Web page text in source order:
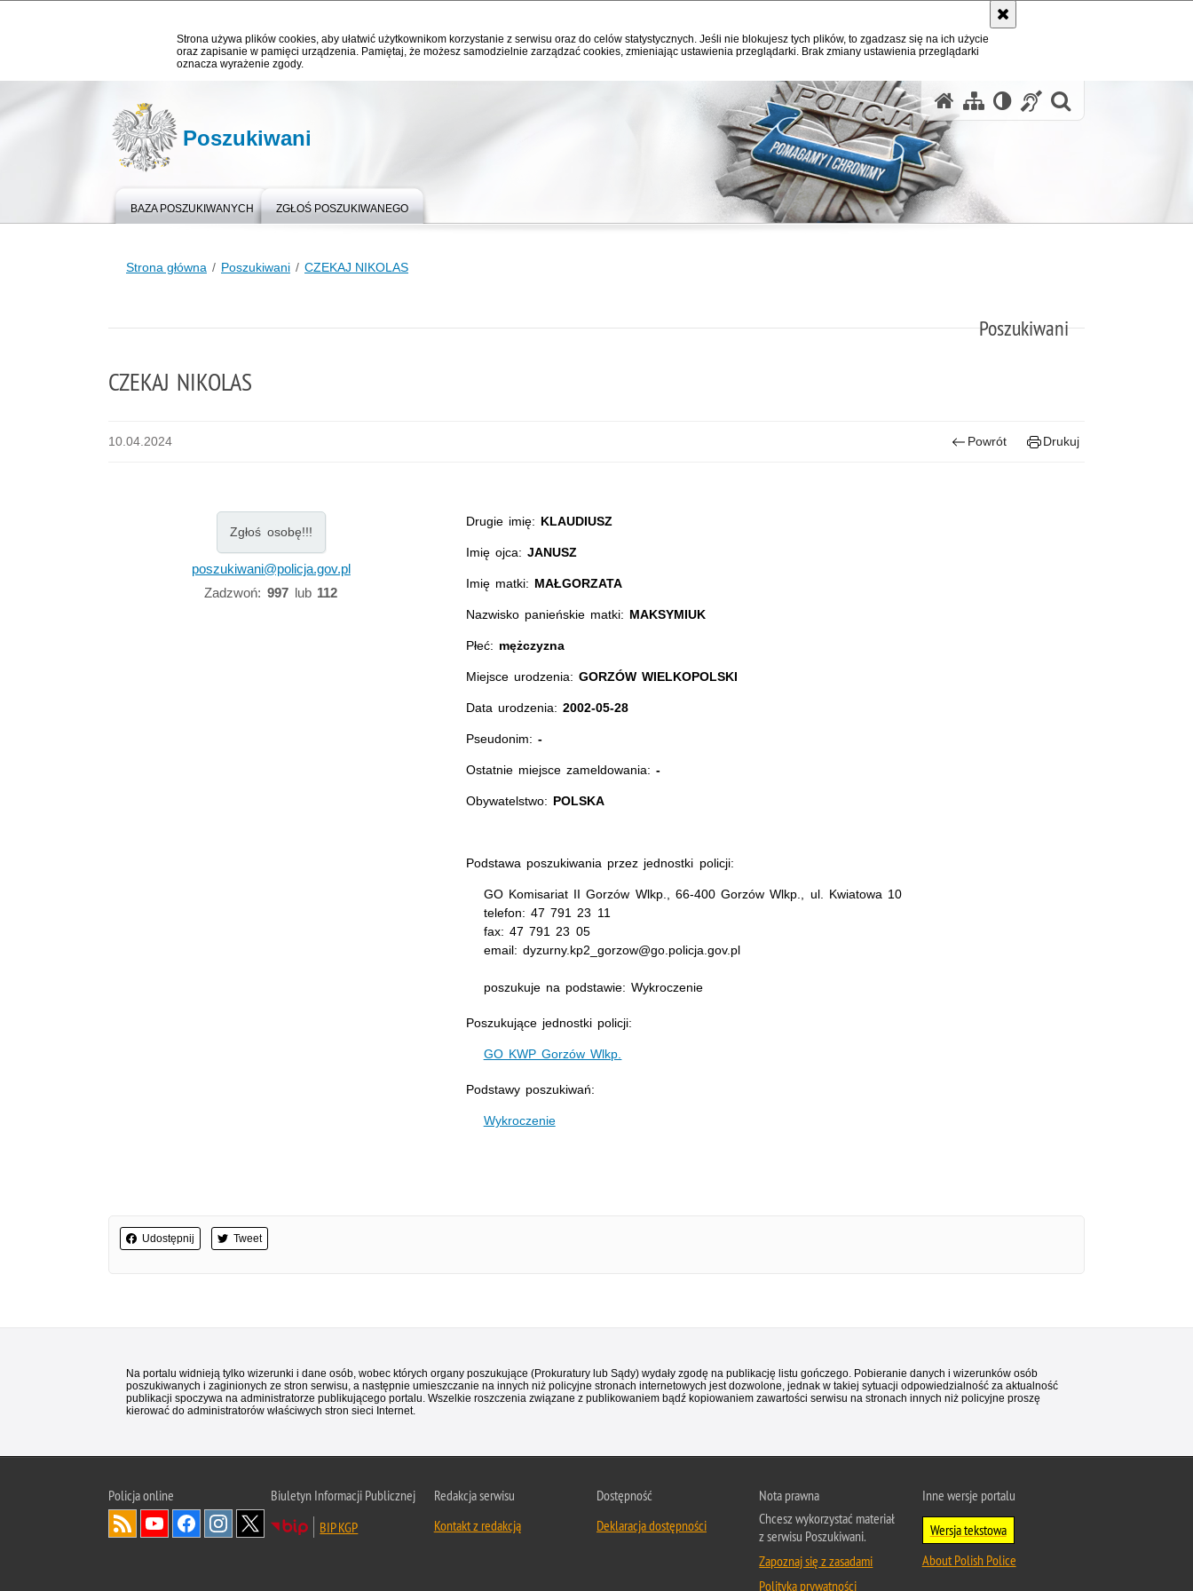
Strona używa plików cookies, aby ułatwić użytkownikom korzystanie z serwisu oraz do celów statystycznych. Jeśli nie blokujesz tych plików, to zgadzasz się na ich użycie
oraz zapisanie w pamięci urządzenia. Pamiętaj, że możesz samodzielnie zarządzać cookies, zmieniając ustawienia przeglądarki. Brak zmiany ustawienia przeglądarki
oznacza wyrażenie zgody.
Poszukiwani
BAZA POSZUKIWANYCH ZGŁOŚ POSZUKIWANEGO
Strona główna Poszukiwani CZEKAJ NIKOLAS
Poszukiwani
CZEKAJ NIKOLAS
10.04.2024 Powrót Drukuj
Zgłoś osobę!!!
poszukiwani@policja.gov.pl
Zadzwoń: 997lub 112
Drugie imię: KLAUDIUSZ
Imię ojca:JANUSZ
Imię matki: MAŁGORZATA
Nazwisko panieńskie matki: MAKSYMIUK
Płeć: mężczyzna
Miejsce urodzenia:GORZÓW WIELKOPOLSKI
Data urodzenia:2002-05-28
Pseudonim: -
Ostatnie miejsce zameldowania:-
Obywatelstwo: POLSKA
Podstawa poszukiwania przez jednostki policji:
GO Komisariat II Gorzów Wlkp., 66-400 Gorzów Wlkp., ul. Kwiatowa 10
telefon: 47 791 23 11
fax: 47 791 23 05
email: dyzurny.kp2_gorzow@go.policja.gov.pl
poszukuje na podstawie: Wykroczenie
Poszukujące jednostki policji:
GO KWP Gorzów Wlkp.
Podstawy poszukiwań:
Wykroczenie
Udostępnij Tweet
Na portalu widnieją tylko wizerunki i dane osób, wobec których organy poszukujące (Prokuratury lub Sądy) wydały zgodę na publikację listu gończego. Pobieranie danych i wizerunków osób
poszukiwanych i zaginionych ze stron serwisu, a następnie umieszczanie na innych niż policyjne stronach internetowych jest dozwolone, jednak w takiej sytuacji odpowiedzialność za aktualność
publikacji spoczywa na administratorze publikującego portalu. Wszelkie roszczenia związane z publikowaniem bądź kopiowaniem zawartości serwisu na stronach innych niż policyjne proszę
kierować do administratorów właściwych stron sieci Internet.
Policjaonline
Biuletyn Informacji Publicznej
BIP KGP
Redakcja serwisu
Kontakt z redakcją
Dostępność
Deklaracja dostępności
Nota prawna
Chcesz wykorzystać materiał
z serwisu Poszukiwani.
Zapoznaj się z zasadami
Polityka prywatności
Inne wersje portalu
Wersja tekstowa
About Polish Police